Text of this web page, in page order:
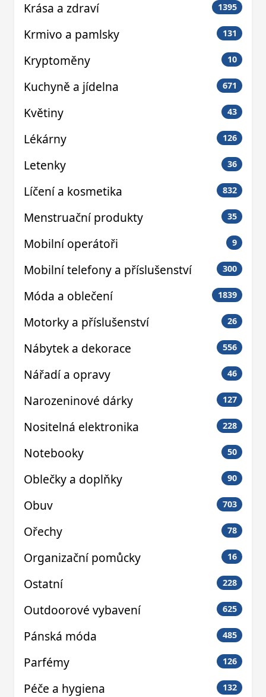
Krása a zdraví 1395
Krmivo a pamlsky 131
Kryptoměny 10
Kuchyně a jídelna 671
Květiny 43
Lékárny 126
Letenky 36
Líčení a kosmetika 832
Menstruační produkty 35
Mobilní operátoři 9
Mobilní telefony a příslušenství 300
Móda a oblečení 1839
Motorky a příslušenství 26
Nábytek a dekorace 556
Nářadí a opravy 46
Narozeninové dárky 127
Nositelná elektronika 228
Notebooky 50
Oblečky a doplňky 90
Obuv 703
Ořechy 78
Organizační pomůcky 16
Ostatní 228
Outdoorové vybavení 625
Pánská móda 485
Parfémy 126
Péče a hygiena 132